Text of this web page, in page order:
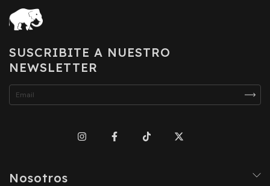
SUSCRIBITE A NUESTRO
NEWSLETTER
Nosotros